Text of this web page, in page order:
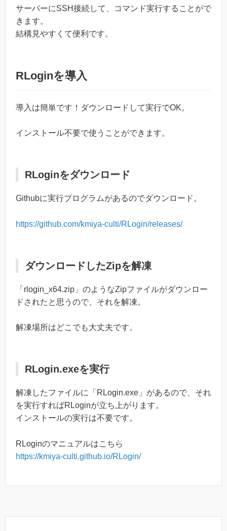
サーバーにSSH接続して、コマンド実行することがで
きます。
結構見やすくて便利です。
RLoginを導入
導入は簡単です！ダウンロードして実行でOK。
インストール不要で使うことができます。
RLoginをダウンロード
Githubに実行プログラムがあるのでダウンロード。
https://github.com/kmiya-culti/RLogin/releases/
ダウンロードしたZipを解凍
「rlogin_x64.zip」のようなZipファイルがダウンロー
ドされたと思うので、それを解凍。
解凍場所はどこでも大丈夫です。
RLogin.exeを実行
解凍したファイルに「RLogin.exe」があるので、それ
を実行すればRLoginが立ち上がります。
インストールの実行は不要です。
RLoginのマニュアルはこちら
https://kmiya-culti.github.io/RLogin/